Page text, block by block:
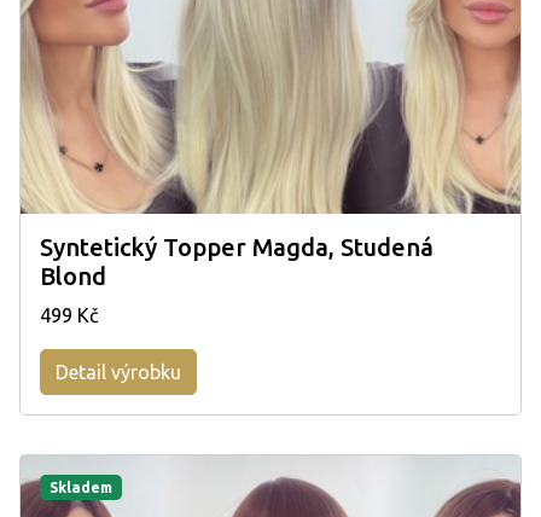
Syntetický Topper Magda, Studená
Blond
499 Kč
Detail výrobku
Skladem